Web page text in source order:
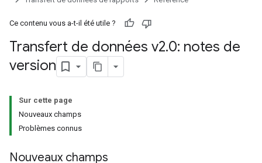
Ce contenu vous a-t-il été utile ?
Transfert de données v2.0: notes de
version
Sur cette page
Nouveaux champs
Problèmes connus
Nouveaux champs